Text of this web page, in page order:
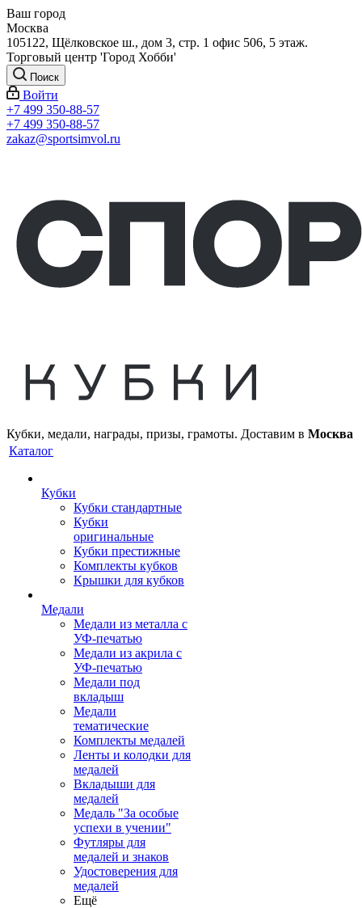
Ваш город
Москва
105122, Щёлковское ш., дом 3, стр. 1 офис 506, 5 этаж.
Торговый центр 'Город Хобби'
Поиск
Войти
+7 499 350-88-57
+7 499 350-88-57
zakaz@sportsimvol.ru
Кубки, медали, награды, призы, грамоты. Доставим в Москва
Каталог
Кубки
Кубки стандартные
Кубки
оригинальные
Кубки престижные
Комплекты кубков
Крышки для кубков
Медали
Медали из металла с
УФ-печатью
Медали из акрила с
УФ-печатью
Медали под
вкладыш
Медали
тематические
Комплекты медалей
Ленты и колодки для
медалей
Вкладыши для
медалей
Медаль "За особые
успехи в учении"
Футляры для
медалей и знаков
Удостоверения для
медалей
Ещё